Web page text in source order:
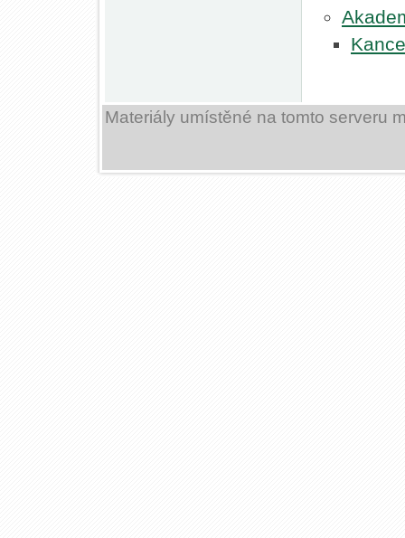
Materiály umístěné na tomto serveru